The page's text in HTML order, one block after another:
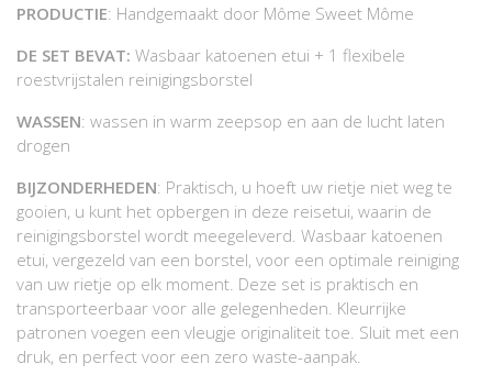
PRODUCTIE: Handgemaakt door Môme Sweet Môme
DE SET BEVAT: Wasbaar katoenen etui + 1 flexibele
roestvrijstalen reinigingsborstel
WASSEN: wassen in warm zeepsop en aan de lucht laten
drogen
BIJZONDERHEDEN: Praktisch, u hoeft uw rietje niet weg te
gooien, u kunt het opbergen in deze reisetui, waarin de
reinigingsborstel wordt meegeleverd. Wasbaar katoenen
etui, vergezeld van een borstel, voor een optimale reiniging
van uw rietje op elk moment. Deze set is praktisch en
transporteerbaar voor alle gelegenheden. Kleurrijke
patronen voegen een vleugje originaliteit toe. Sluit met een
druk, en perfect voor een zero waste-aanpak.